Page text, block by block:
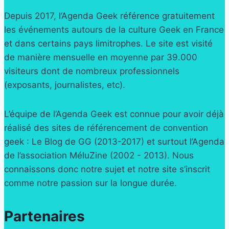
Depuis 2017, l’Agenda Geek référence gratuitement
les événements autours de la culture Geek en France
et dans certains pays limitrophes. Le site est visité
de manière mensuelle en moyenne par 39.000
visiteurs dont de nombreux professionnels
(exposants, journalistes, etc).
L’équipe de l’Agenda Geek est connue pour avoir déjà
réalisé des sites de référencement de convention
geek : Le Blog de GG (2013-2017) et surtout l’Agenda
de l’association MéluZine (2002 - 2013). Nous
connaissons donc notre sujet et notre site s’inscrit
comme notre passion sur la longue durée.
Partenaires